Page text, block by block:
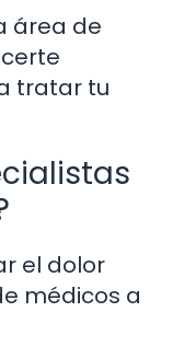
área de
tratar tu
el dolor
médicos a